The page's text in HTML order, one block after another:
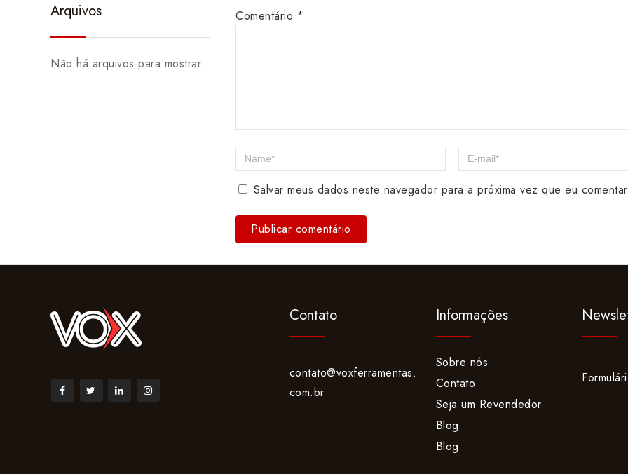
Comentário *
Salvar meus dados neste navegador para a próxima vez que eu
Arquivos
Não há arquivos para mostrar.
Contato
contato@voxferramentas.
com.br
Informações
Sobre nós
Contato
Seja um Revendedor
Blog
Blog